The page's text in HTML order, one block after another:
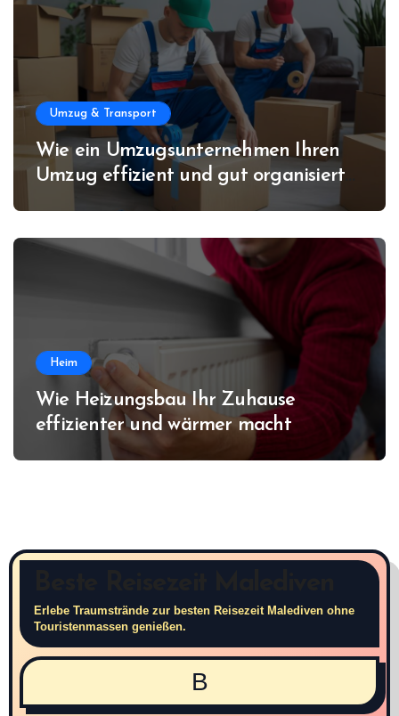
Umzug & Transport
Wie ein Umzugsunternehmen Ihren
Umzug effizient und gut organisiert
Heim
Wie Heizungsbau Ihr Zuhause
effizienter und wärmer macht
Erlebe Traumstrände zur besten Reisezeit Malediven ohne
Touristenmassen genießen.
B